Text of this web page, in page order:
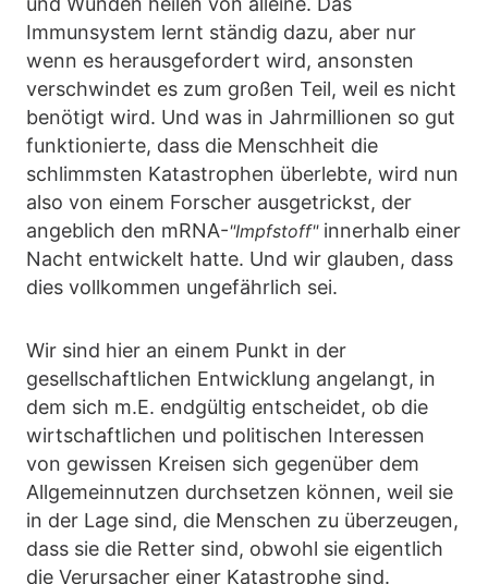
Immunsystem lernt ständig dazu, aber nur
wenn es herausgefordert wird, ansonsten
verschwindet es zum großen Teil, weil es nicht
benötigt wird. Und was in Jahrmillionen so gut
funktionierte, dass die Menschheit die
schlimmsten Katastrophen überlebte, wird nun
also von einem Forscher ausgetrickst, der
angeblich den mRNA-"Impfstoff"innerhalb einer
Nacht entwickelt hatte. Und wir glauben, dass
dies vollkommen ungefährlich sei.
Wir sind hier an einem Punkt in der
gesellschaftlichen Entwicklung angelangt, in
dem sich m.E. endgültig entscheidet, ob die
wirtschaftlichen und politischen Interessen
von gewissen Kreisen sich gegenüber dem
Allgemeinnutzen durchsetzen können, weil sie
in der Lage sind, die Menschen zu überzeugen,
dass sie die Retter sind, obwohl sie eigentlich
die Verursacher einer Katastrophe sind.